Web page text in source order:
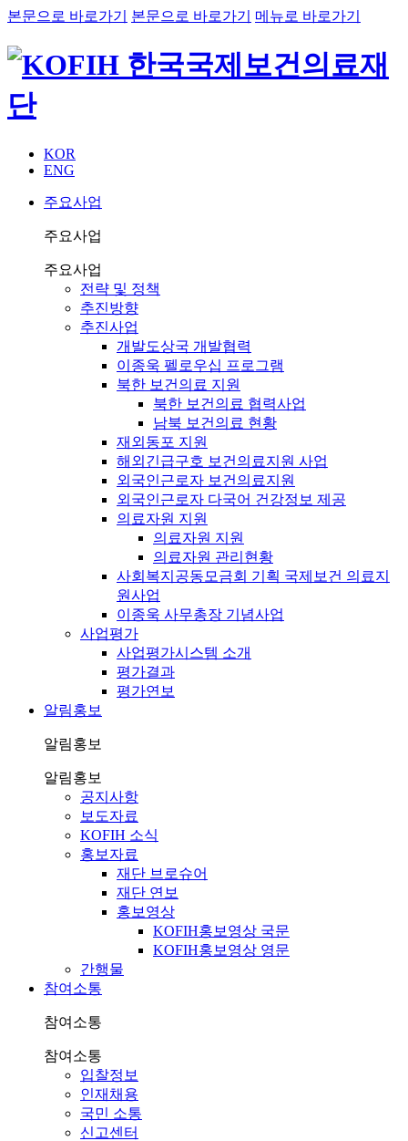
본문으로 바로가기 본문으로 바로가기 메뉴로 바로가기
KOR
ENG
주요사업
주요사업
주요사업
전략 및 정책
추진방향
추진사업
개발도상국 개발협력
이종욱 펠로우십 프로그램
북한 보건의료 지원
북한 보건의료 협력사업
남북 보건의료 현황
재외동포 지원
해외긴급구호 보건의료지원 사업
외국인근로자 보건의료지원
외국인근로자 다국어 건강정보 제공
의료자원 지원
의료자원 지원
의료자원 관리현황
사회복지공동모금회 기획 국제보건 의료지
원사업
이종욱 사무총장 기념사업
사업평가
사업평가시스템 소개
평가결과
평가연보
알림홍보
알림홍보
알림홍보
공지사항
보도자료
KOFIH 소식
홍보자료
재단 브로슈어
재단 연보
홍보영상
KOFIH홍보영상 국문
KOFIH홍보영상 영문
간행물
참여소통
참여소통
참여소통
입찰정보
인재채용
국민 소통
신고센터